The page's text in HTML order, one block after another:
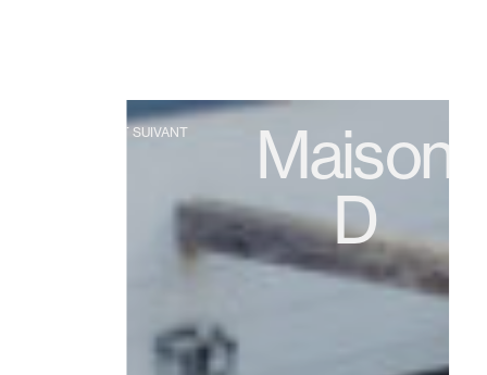
PROJET SUIVANT
Maison
D